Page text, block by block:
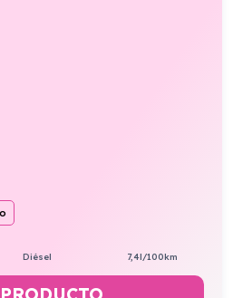
Diésel 7,4l/100km